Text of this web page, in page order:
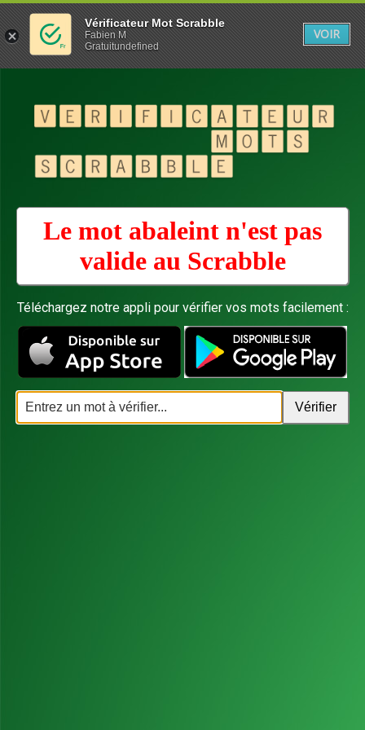
Le mot abaleint n'est pas
valide au Scrabble
Téléchargez notre appli pour vérifier vos mots facilement :
Vérificateur Mot Scrabble
Fabien M
Gratuitundefined
VOIR